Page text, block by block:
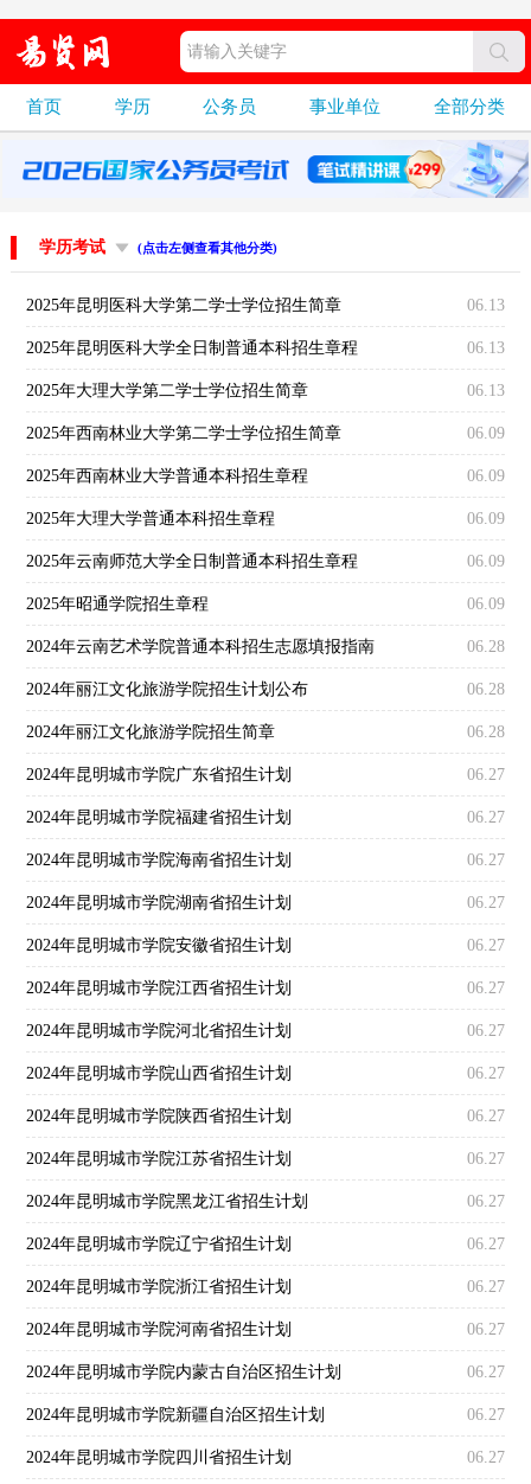
首页 学历 公务员 事业单位 全部分类
学历考试 (点击左侧查看其他分类)
2025年昆明医科大学第二学士学位招生简章 06.13
2025年昆明医科大学全日制普通本科招生章程 06.13
2025年大理大学第二学士学位招生简章 06.13
2025年西南林业大学第二学士学位招生简章 06.09
2025年西南林业大学普通本科招生章程 06.09
2025年大理大学普通本科招生章程 06.09
2025年云南师范大学全日制普通本科招生章程 06.09
2025年昭通学院招生章程 06.09
2024年云南艺术学院普通本科招生志愿填报指南 06.28
2024年丽江文化旅游学院招生计划公布 06.28
2024年丽江文化旅游学院招生简章 06.28
2024年昆明城市学院广东省招生计划 06.27
2024年昆明城市学院福建省招生计划 06.27
2024年昆明城市学院海南省招生计划 06.27
2024年昆明城市学院湖南省招生计划 06.27
2024年昆明城市学院安徽省招生计划 06.27
2024年昆明城市学院江西省招生计划 06.27
2024年昆明城市学院河北省招生计划 06.27
2024年昆明城市学院山西省招生计划 06.27
2024年昆明城市学院陕西省招生计划 06.27
2024年昆明城市学院江苏省招生计划 06.27
2024年昆明城市学院黑龙江省招生计划 06.27
2024年昆明城市学院辽宁省招生计划 06.27
2024年昆明城市学院浙江省招生计划 06.27
2024年昆明城市学院河南省招生计划 06.27
2024年昆明城市学院内蒙古自治区招生计划 06.27
2024年昆明城市学院新疆自治区招生计划 06.27
2024年昆明城市学院四川省招生计划 06.27